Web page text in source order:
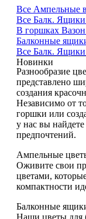
Все Ампельные
Все Балк.
В горшках Вазон
Балконные
Все Балк.
Новинки
Разнообразие
представлено
создания
Независимо от
горшки или
у нас вы
предпочтений.
Ампельные
Оживите свои
цветами,
компактности
Балконные
Наши цветы для